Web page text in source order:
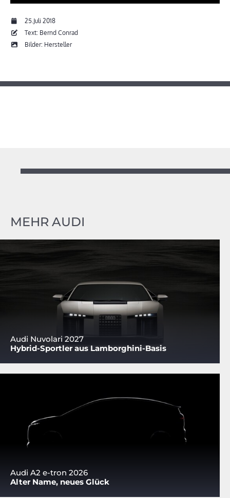
25.Juli 2018
Text: Bernd Conrad
Bilder: Hersteller
MEHR AUDI
Audi Nuvolari 2027
Hybrid-Sportler aus Lamborghini-Basis
Audi A2 e-tron 2026
Alter Name, neues Glück